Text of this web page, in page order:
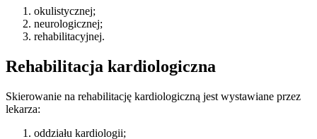
okulistycznej;
neurologicznej;
rehabilitacyjnej.
Rehabilitacja kardiologiczna
Skierowanie na rehabilitację kardiologiczną jest wystawiane przez
lekarza:
oddziału kardiologii;